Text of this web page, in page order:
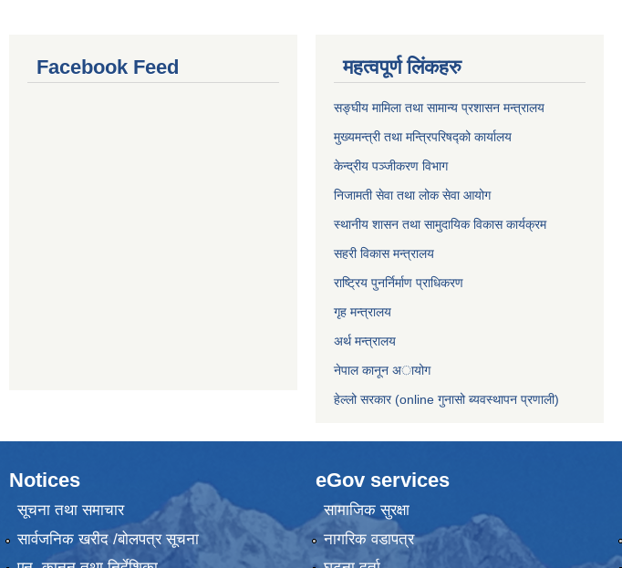
Facebook Feed महत्वपूर्ण लिंकहरु
सङ्घीय मामिला तथा सामान्य प्रशासन मन्त्रालय
मुख्यमन्त्री तथा मन्त्रिपरिषद्को कार्यालय
केन्द्रीय पञ्जीकरण विभाग
निजामती सेवा तथा लोक सेवा आयोग
स्थानीय शासन तथा सामुदायिक विकास कार्यक्रम
सहरी विकास मन्त्रालय
राष्ट्रिय पुनर्निर्माण प्राधिकरण
गृह मन्त्रालय
अर्थ मन्त्रालय
नेपाल कानून अायोग
हेल्लो सरकार (online गुनासो ब्यवस्थापन प्रणाली)
Notices
सूचना तथा समाचार
सार्वजनिक खरीद /बोलपत्र सूचना
eGov services
सामाजिक सुरक्षा
नागरिक वडापत्र